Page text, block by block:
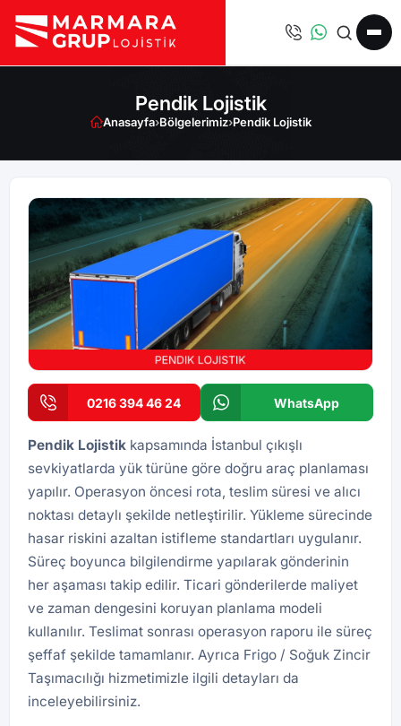
Pendik Lojistik
Anasayfa›Bölgelerimiz›Pendik Lojistik
0216 394 46 24 WhatsApp
Pendik Lojistik kapsamında İstanbul çıkışlı
sevkiyatlarda yük türüne göre doğru araç planlaması
yapılır. Operasyon öncesi rota, teslim süresi ve alıcı
noktası detaylı şekilde netleştirilir. Yükleme sürecinde
hasar riskini azaltan istifleme standartları uygulanır.
Süreç boyunca bilgilendirme yapılarak gönderinin
her aşaması takip edilir. Ticari gönderilerde maliyet
ve zaman dengesini koruyan planlama modeli
kullanılır. Teslimat sonrası operasyon raporu ile süreç
şeffaf şekilde tamamlanır. Ayrıca Frigo / Soğuk Zincir
Taşımacılığı hizmetimizle ilgili detayları da
inceleyebilirsiniz.